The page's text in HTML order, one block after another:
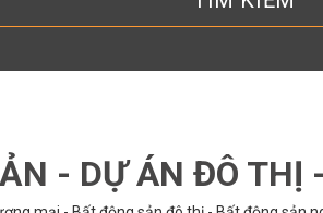
- DỰ ÁN ĐÔ THỊ